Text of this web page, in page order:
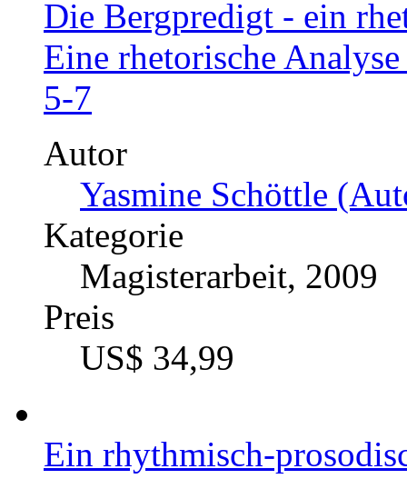
Die Bergpredigt - ein
Eine rhetorische
5-7
Autor
Yasmine Schöttle
Kategorie
Magisterarbeit, 2009
Preis
US$ 34,99
Ein rhythmisch-